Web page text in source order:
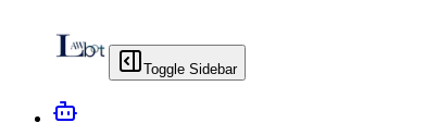
Toggle Sidebar